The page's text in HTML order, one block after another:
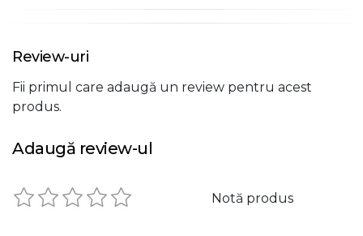
Review-uri
Fii primul care adaugă un review pentru acest
produs.
Adaugă review-ul
Notă produs